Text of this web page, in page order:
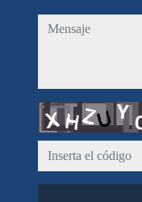
mensaje
Captcha